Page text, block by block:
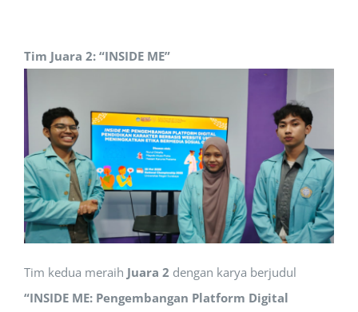
Tim Juara 2: “INSIDE ME”
Tim kedua meraih Juara 2 dengan karya berjudul
“INSIDE ME: Pengembangan Platform Digital